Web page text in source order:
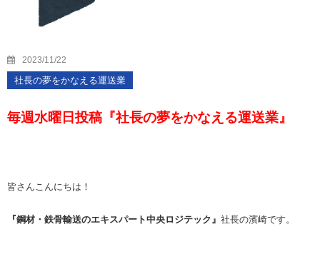
2023/11/22
社長の夢をかなえる運送業
毎週水曜日投稿『社長の夢をかなえる運送業』
皆さんこんにちは！
『鋼材・鉄骨輸送のエキスパート中央ロジテック』 社長の濱崎です。